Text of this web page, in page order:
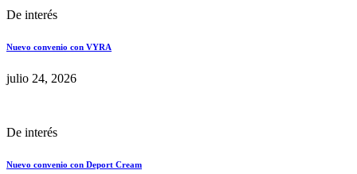
De interés
Nuevo convenio con VYRA
julio 24, 2026
De interés
Nuevo convenio con Deport Cream